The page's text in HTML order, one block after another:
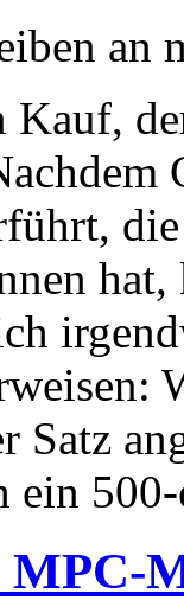
Kauf,
Satz
ein
MPC-